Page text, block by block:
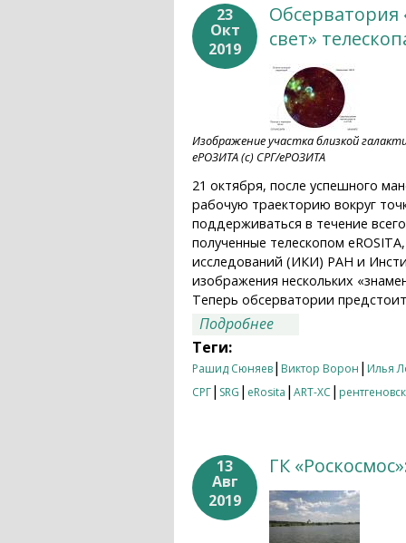
23
Окт
2019
Обсерватория
свет»
Изображение участка близкой
еРОЗИТА (с) СРГ/еРОЗИТА
21 октября, после успешного
рабочую траекторию вокруг
поддерживаться в течение
полученные телескопом
исследований (ИКИ) РАН и
изображения нескольких
Теперь обсерватории
Подробнее
Теги:
Рашид Сюняев| Виктор Ворон | Илья
СРГ| SRG | eRosita | ART-XC |
13
Авг
2019
ГК